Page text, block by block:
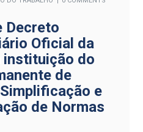
Decreto
Oficial da
instituição do
de
e
de Normas